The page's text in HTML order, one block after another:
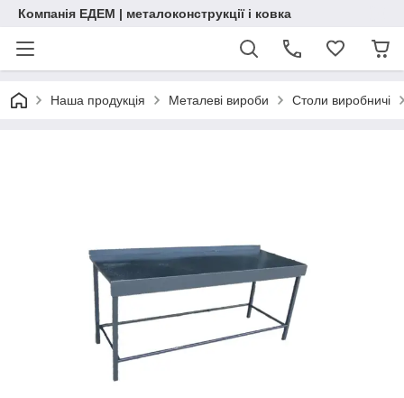
Компанія ЕДЕМ | металоконструкції і ковка
Наша продукція Металеві вироби Столи виробничі